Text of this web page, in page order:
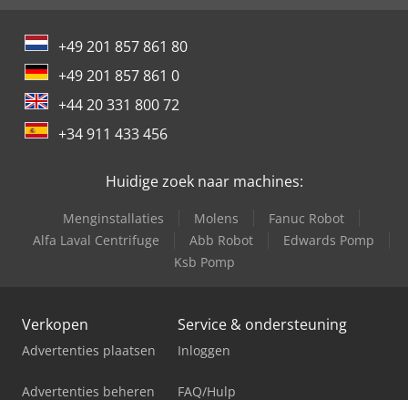
+49 201 857 861 80
+49 201 857 861 0
+44 20 331 800 72
+34 911 433 456
Huidige zoek naar machines:
Menginstallaties Molens
Fanuc Robot
Alfa Laval Centrifuge
Abb Robot
Edwards Pomp
Ksb Pomp
Verkopen
Advertenties plaatsen
Advertenties beheren
Service & ondersteuning
Inloggen
FAQ/Hulp